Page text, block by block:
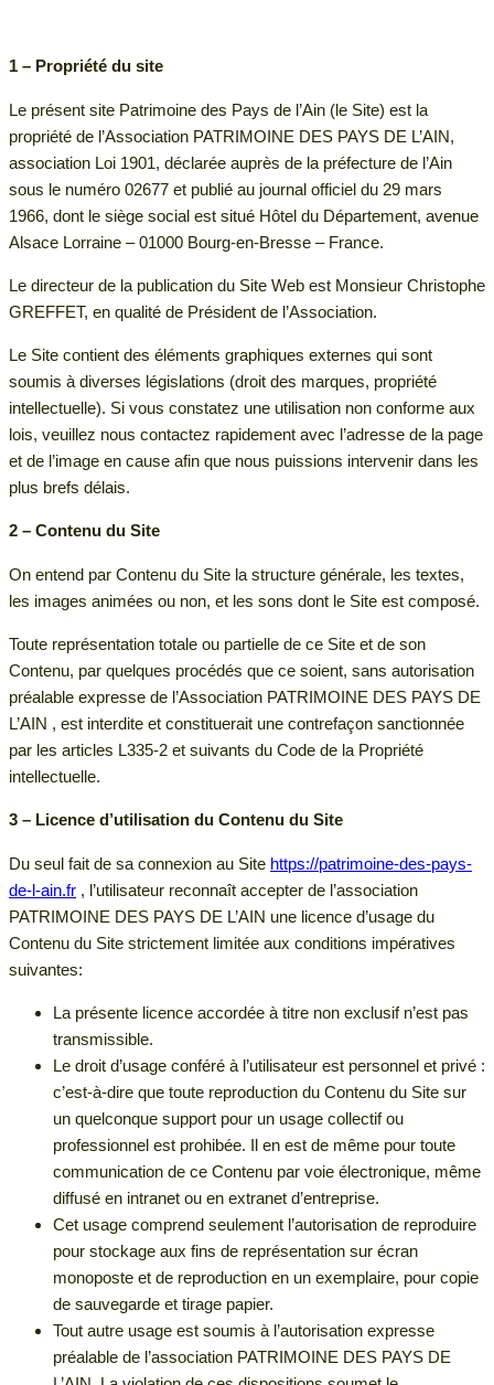
1 – Propriété du site
Le présent site Patrimoine des Pays de l’Ain (le Site) est la
propriété de l’Association PATRIMOINE DES PAYS DE L’AIN,
association Loi 1901, déclarée auprès de la préfecture de l’Ain
sous le numéro 02677 et publié au journal officiel du 29 mars
1966, dont le siège social est situé Hôtel du Département, avenue
Alsace Lorraine – 01000 Bourg-en-Bresse – France.
Le directeur de la publication du Site Web est Monsieur Christophe
GREFFET, en qualité de Président de l’Association.
Le Site contient des éléments graphiques externes qui sont
soumis à diverses législations (droit des marques, propriété
intellectuelle). Si vous constatez une utilisation non conforme aux
lois, veuillez nous contactez rapidement avec l’adresse de la page
et de l’image en cause afin que nous puissions intervenir dans les
plus brefs délais.
2 – Contenu du Site
On entend par Contenu du Site la structure générale, les textes,
les images animées ou non, et les sons dont le Site est composé.
Toute représentation totale ou partielle de ce Site et de son
Contenu, par quelques procédés que ce soient, sans autorisation
préalable expresse de l’Association PATRIMOINE DES PAYS DE
L’AIN , est interdite et constituerait une contrefaçon sanctionnée
par les articles L335-2 et suivants du Code de la Propriété
intellectuelle.
3 – Licence d’utilisation du Contenu du Site
Du seul fait de sa connexion au Site https://patrimoine-des-pays-
de-l-ain.fr , l’utilisateur reconnaît accepter de l’association
PATRIMOINE DES PAYS DE L’AIN une licence d’usage du
Contenu du Site strictement limitée aux conditions impératives
suivantes:
La présente licence accordée à titre non exclusif n’est pas
transmissible.
Le droit d’usage conféré à l’utilisateur est personnel et privé :
c’est-à-dire que toute reproduction du Contenu du Site sur
un quelconque support pour un usage collectif ou
professionnel est prohibée. Il en est de même pour toute
communication de ce Contenu par voie électronique, même
diffusé en intranet ou en extranet d’entreprise.
Cet usage comprend seulement l’autorisation de reproduire
pour stockage aux fins de représentation sur écran
monoposte et de reproduction en un exemplaire, pour copie
de sauvegarde et tirage papier.
Tout autre usage est soumis à l’autorisation expresse
préalable de l’association PATRIMOINE DES PAYS DE